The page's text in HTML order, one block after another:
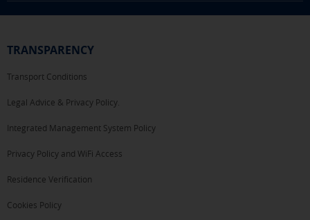
TRANSPARENCY
Transport Conditions
Legal Advice & Privacy Policy.
Integrated Management System Policy
Privacy Policy and WiFi Access
Residence Verification
Cookies Policy